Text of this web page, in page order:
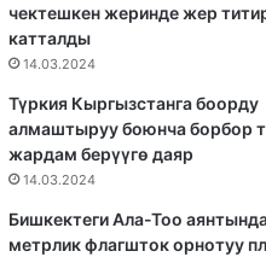
чектешкен жеринде жер
катталды
14.03.2024
Түркия Кыргызстанга боорду
алмаштыруу боюнча борбор
жардам берүүгө даяр
14.03.2024
Бишкектеги Ала-Тоо
метрлик флагшток орнотуу